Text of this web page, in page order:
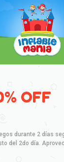
OFF
durante 2 días
del 2do día.